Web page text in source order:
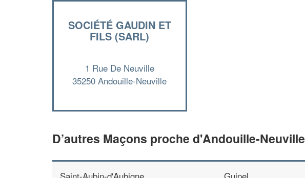
SOCIÉTÉ GAUDIN ET
FILS (SARL)
1 Rue De Neuville
35250 Andouille-Neuville
D’autres Maçons proche d'Andouille-Neuville
Saint-Aubin-d'Aubigne
Guipel